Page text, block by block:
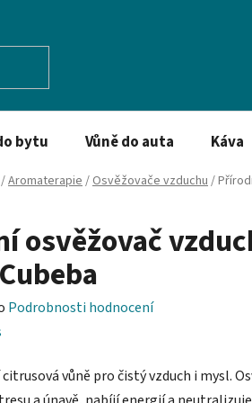
bytu Vůně do auta Káva
/Aromaterapie/Osvěžovače vzduchu/
osvěžovač
Podrobnosti hodnocení
vůně pro čistý vzduch i mysl.